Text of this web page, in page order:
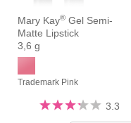
Mary Kay® Gel Semi-
Matte Lipstick
3,6 g
Trademark Pink
3.3